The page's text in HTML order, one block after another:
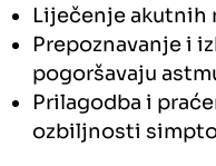
Liječenje akutnih
Prepoznavanje i
pogoršavaju
Prilagodba i
ozbiljnosti